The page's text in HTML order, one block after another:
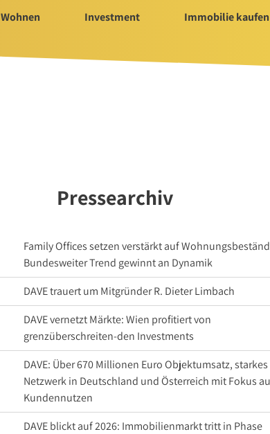
Wohnen Investment Immobilie kaufen
Pressearchiv
Family Offices setzen verstärkt auf
Bundesweiter Trend gewinnt an Dynamik
DAVE trauert um Mitgründer R. Dieter Limbach
DAVE vernetzt Märkte: Wien profitiert von
grenzüberschreiten-den Investments
DAVE: Über 670 Millionen Euro Objektumsatz, starkes
Netzwerk in Deutschland und Österreich mit Fokus
Kundennutzen
DAVE blickt auf 2026: Immobilienmarkt tritt in Phase